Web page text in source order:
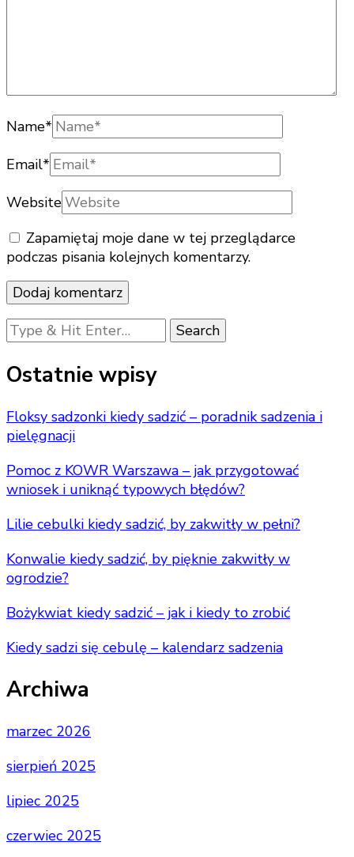
Name*
Email*
Website
Zapamiętaj moje dane w tej przeglądarce
podczas pisania kolejnych komentarzy.
Looking
for
Something?
Ostatnie wpisy
Floksy sadzonki kiedy sadzić – poradnik sadzenia i
pielęgnacji
Pomoc z KOWR Warszawa – jak przygotować
wniosek i uniknąć typowych błędów?
Lilie cebulki kiedy sadzić, by zakwitły w pełni?
Konwalie kiedy sadzić, by pięknie zakwitły w
ogrodzie?
Bożykwiat kiedy sadzić – jak i kiedy to zrobić
Kiedy sadzi się cebulę – kalendarz sadzenia
Archiwa
marzec 2026
sierpień 2025
lipiec 2025
czerwiec 2025